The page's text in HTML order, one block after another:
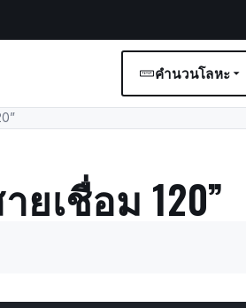
คำนวนโลหะ
เชื่อม 120”